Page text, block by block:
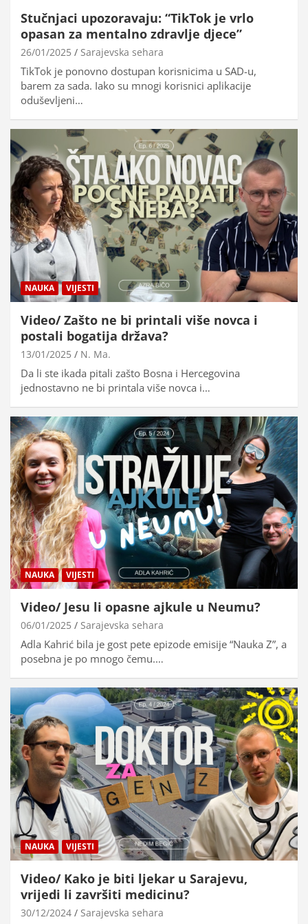
Stučnjaci upozoravaju: “TikTok je vrlo
opasan za mentalno zdravlje djece”
26/01/2025 Sarajevska sehara
TikTok je ponovno dostupan korisnicima u SAD-u,
barem za sada. Iako su mnogi korisnici aplikacije
oduševljeni…
NAUKA VIJESTI
Video/ Zašto ne bi printali više novca i
postali bogatija država?
13/01/2025 N. Ma.
Da li ste ikada pitali zašto Bosna i Hercegovina
jednostavno ne bi printala više novca i…
NAUKA VIJESTI
Video/ Jesu li opasne ajkule u Neumu?
06/01/2025 Sarajevska sehara
Adla Kahrić bila je gost pete epizode emisije “Nauka Z”, a
posebna je po mnogo čemu.…
NAUKA VIJESTI
Video/ Kako je biti ljekar u Sarajevu,
vrijedi li završiti medicinu?
30/12/2024 Sarajevska sehara